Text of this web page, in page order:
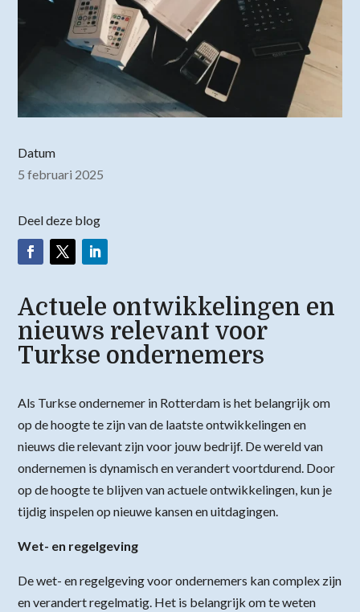
Actuele ontwikkelingen en
nieuws relevant voor
Turkse ondernemers
Als Turkse ondernemer in Rotterdam is het belangrijk om
op de hoogte te zijn van de laatste ontwikkelingen en
nieuws die relevant zijn voor jouw bedrijf. De wereld van
ondernemen is dynamisch en verandert voortdurend. Door
op de hoogte te blijven van actuele ontwikkelingen, kun je
tijdig inspelen op nieuwe kansen en uitdagingen.
Wet- en regelgeving
De wet- en regelgeving voor ondernemers kan complex zijn
en verandert regelmatig. Het is belangrijk om te weten
Datum
5 februari 2025
Deel deze blog